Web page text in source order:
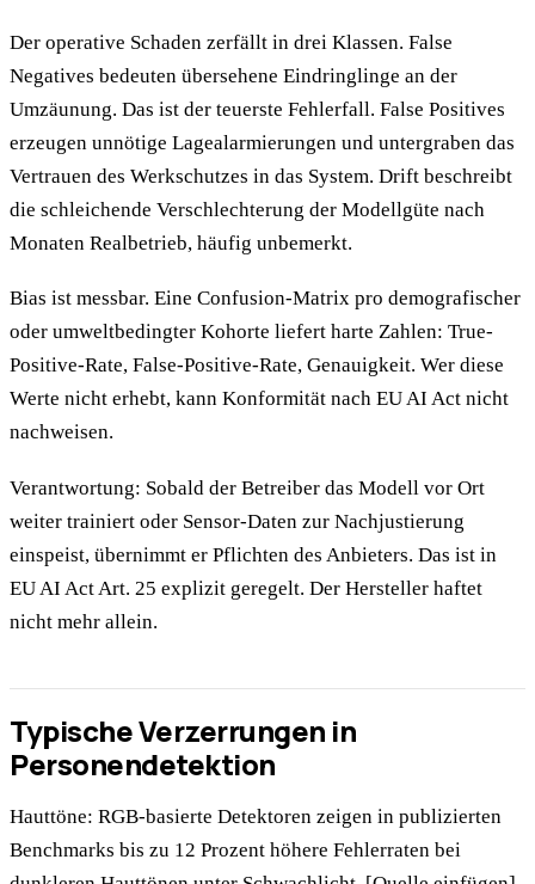
Der operative Schaden zerfällt in drei Klassen. False
Negatives bedeuten übersehene Eindringlinge an der
Umzäunung. Das ist der teuerste Fehlerfall. False Positives
erzeugen unnötige Lagealarmierungen und untergraben das
Vertrauen des Werkschutzes in das System. Drift beschreibt
die schleichende Verschlechterung der Modellgüte nach
Monaten Realbetrieb, häufig unbemerkt.
Bias ist messbar. Eine Confusion-Matrix pro demografischer
oder umweltbedingter Kohorte liefert harte Zahlen: True-
Positive-Rate, False-Positive-Rate, Genauigkeit. Wer diese
Werte nicht erhebt, kann Konformität nach EU AI Act nicht
nachweisen.
Verantwortung: Sobald der Betreiber das Modell vor Ort
weiter trainiert oder Sensor-Daten zur Nachjustierung
einspeist, übernimmt er Pflichten des Anbieters. Das ist in
EU AI Act Art. 25 explizit geregelt. Der Hersteller haftet
nicht mehr allein.
Typische Verzerrungen in
Personendetektion
Hauttöne: RGB-basierte Detektoren zeigen in publizierten
Benchmarks bis zu 12 Prozent höhere Fehlerraten bei